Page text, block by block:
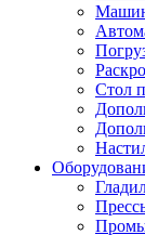
Стол